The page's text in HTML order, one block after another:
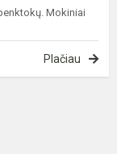
Mokiniai
Plačiau